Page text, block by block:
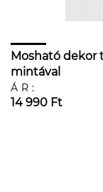
Mosható
mintával
ÁR:
14 990 Ft